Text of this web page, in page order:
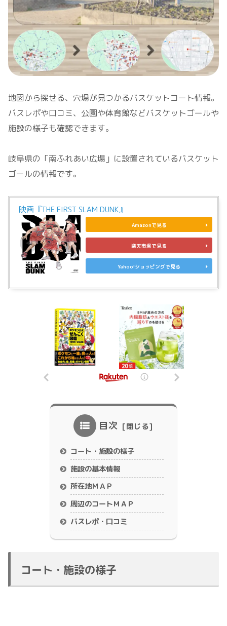
地図から探せる、穴場が見つかるバスケットコート情報。
バスレポや口コミ、公園や体育館などバスケットゴールや
施設の様子も確認できます。
岐阜県の「南ふれあい広場」に設置されているバスケット
ゴールの情報です。
映画『THE FIRST SLAM DUNK』
Amazonで見る
楽天市場で見る
Yahoo!ショッピングで見る
目次
コート・施設の様子
施設の基本情報
所在地ＭＡＰ
周辺のコートＭＡＰ
バスレポ・口コミ
コート・施設の様子